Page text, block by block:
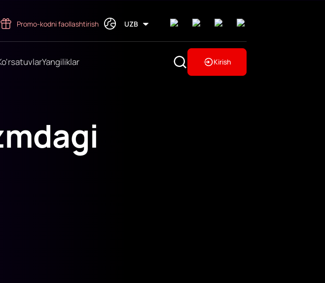
Promo-kodni faollashtirish UZB
Yangiliklar Kirish